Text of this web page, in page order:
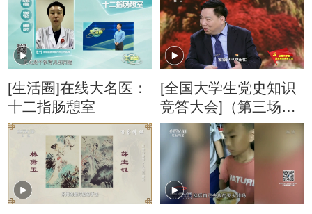
[生活圈]在线大名医：
十二指肠憩室
[全国大学生党史知识
竞答大会]（第三场）
江英老师首秀献唱
《二月里来》